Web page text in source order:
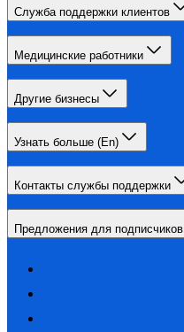
Служба поддержки клиентов
Медицинские работники
Другие бизнесы
Узнать больше (En)
Контакты службы поддержки
Предложения для подписчиков